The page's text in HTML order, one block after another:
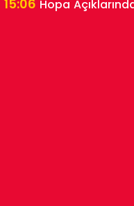
16:00 YÖK Öğrenci